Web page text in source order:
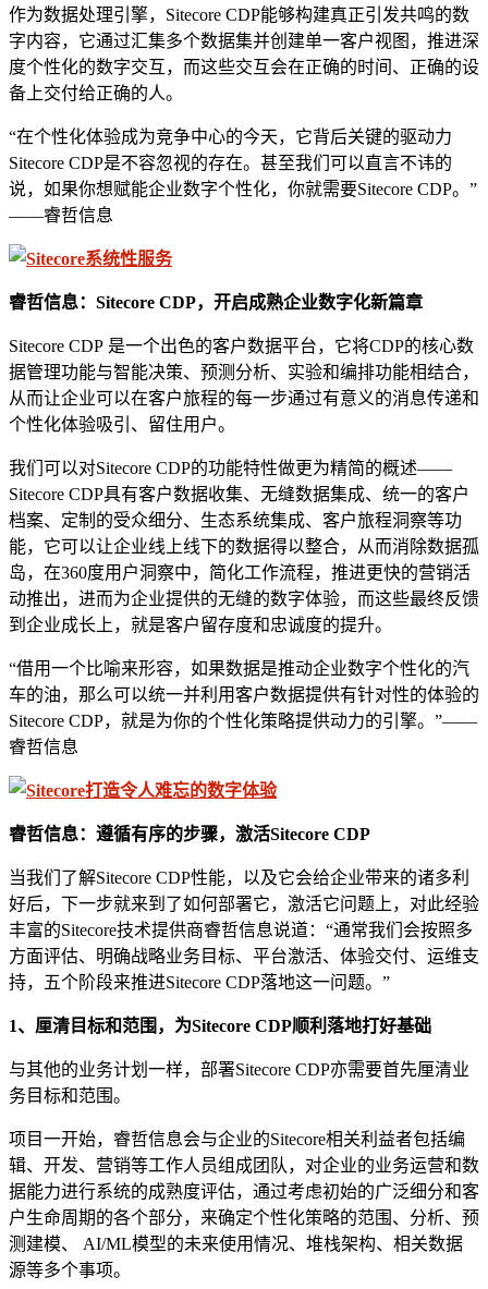
作为数据处理引擎，Sitecore CDP能够构建真正引发共鸣的数
字内容，它通过汇集多个数据集并创建单一客户视图，推进深
度个性化的数字交互，而这些交互会在正确的时间、正确的设
备上交付给正确的人。
“在个性化体验成为竞争中心的今天，它背后关键的驱动力
Sitecore CDP是不容忽视的存在。甚至我们可以直言不讳的
说，如果你想赋能企业数字个性化，你就需要Sitecore CDP。”
——睿哲信息
睿哲信息：Sitecore CDP，开启成熟企业数字化新篇章
Sitecore CDP 是一个出色的客户数据平台，它将CDP的核心数
据管理功能与智能决策、预测分析、实验和编排功能相结合，
从而让企业可以在客户旅程的每一步通过有意义的消息传递和
个性化体验吸引、留住用户。
我们可以对Sitecore CDP的功能特性做更为精简的概述——
Sitecore CDP具有客户数据收集、无缝数据集成、统一的客户
档案、定制的受众细分、生态系统集成、客户旅程洞察等功
能，它可以让企业线上线下的数据得以整合，从而消除数据孤
岛，在360度用户洞察中，简化工作流程，推进更快的营销活
动推出，进而为企业提供的无缝的数字体验，而这些最终反馈
到企业成长上，就是客户留存度和忠诚度的提升。
“借用一个比喻来形容，如果数据是推动企业数字个性化的汽
车的油，那么可以统一并利用客户数据提供有针对性的体验的
Sitecore CDP，就是为你的个性化策略提供动力的引擎。”——
睿哲信息
睿哲信息：遵循有序的步骤，激活Sitecore CDP
当我们了解Sitecore CDP性能，以及它会给企业带来的诸多利
好后，下一步就来到了如何部署它，激活它问题上，对此经验
丰富的Sitecore技术提供商睿哲信息说道：“通常我们会按照多
方面评估、明确战略业务目标、平台激活、体验交付、运维支
持，五个阶段来推进Sitecore CDP落地这一问题。”
1、厘清目标和范围，为Sitecore CDP顺利落地打好基础
与其他的业务计划一样，部署Sitecore CDP亦需要首先厘清业
务目标和范围。
项目一开始，睿哲信息会与企业的Sitecore相关利益者包括编
辑、开发、营销等工作人员组成团队，对企业的业务运营和数
据能力进行系统的成熟度评估，通过考虑初始的广泛细分和客
户生命周期的各个部分，来确定个性化策略的范围、分析、预
测建模、 AI/ML模型的未来使用情况、堆栈架构、相关数据
源等多个事项。